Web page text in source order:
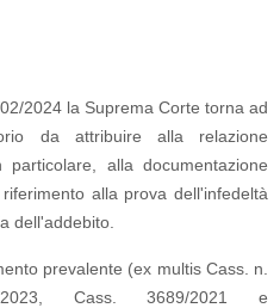
2024 la Suprema Corte torna ad
da attribuire alla relazione
alla documentazione
alla prova dell'infedeltà
dell'addebito.
prevalente (ex multis Cass. n.
2023, Cass. 3689/2021 e